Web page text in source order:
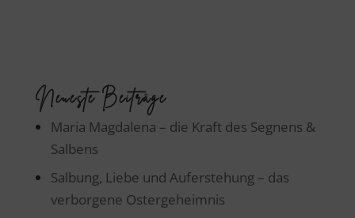
Neueste Beiträge
Maria Magdalena – die Kraft des Segnens &
Salbens
Salbung, Liebe und Auferstehung – das
verborgene Ostergeheimnis